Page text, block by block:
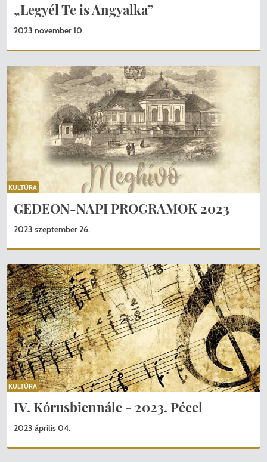
„Legyél Te is Angyalka”
2023 november 10.
GEDEON-NAPI PROGRAMOK 2023
2023 szeptember 26.
KULTÚRA
IV. Kórusbiennále - 2023. Pécel
2023 április 04.
KULTÚRA
KERESÉS